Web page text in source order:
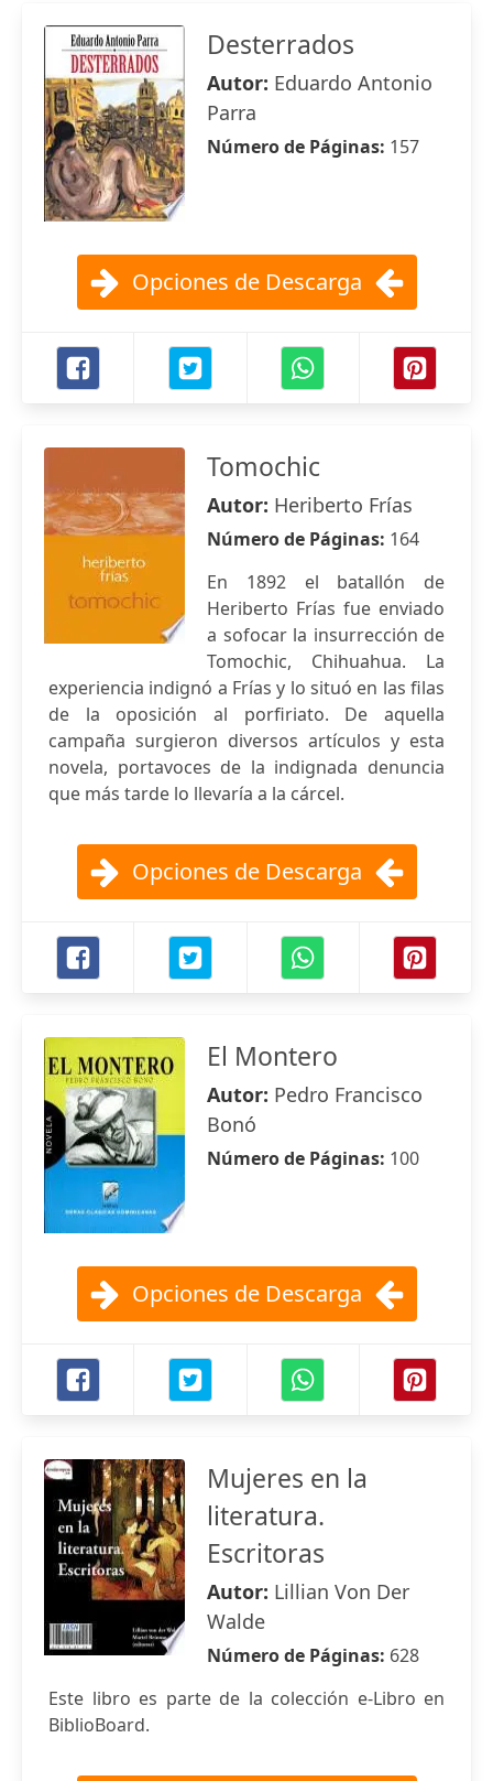
Desterrados
Autor: Eduardo Antonio
Parra
Número de Páginas: 157
Opciones de Descarga
Tomochic
Autor: Heriberto Frías
Número de Páginas: 164
En 1892 el batallón de
Heriberto Frías fue enviado
a sofocar la insurrección de
Tomochic, Chihuahua. La
experiencia indignó a Frías y lo situó en las filas
de la oposición al porfiriato. De aquella
campaña surgieron diversos artículos y esta
novela, portavoces de la indignada denuncia
que más tarde lo llevaría a la cárcel.
Opciones de Descarga
El Montero
Autor: Pedro Francisco
Bonó
Número de Páginas: 100
Opciones de Descarga
Mujeres en la
literatura.
Escritoras
Autor: Lillian Von Der
Walde
Número de Páginas: 628
Este libro es parte de la colección e-Libro en
BiblioBoard.